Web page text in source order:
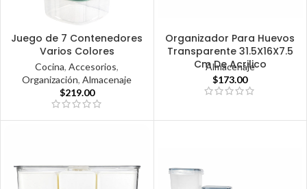
Juego de 7 Contenedores
Varios Colores
Cocina,Accesorios,
Organización,Almacenaje
$219.00
Organizador Para Huevos
Transparente 31.5X16X7.5
Cm De Acrilico
Almacenaje
$173.00